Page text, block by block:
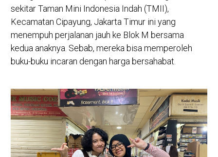
sekitar Taman Mini Indonesia Indah (TMII),
Kecamatan Cipayung, Jakarta Timur ini yang
menempuh perjalanan jauh ke Blok M bersama
kedua anaknya. Sebab, mereka bisa memperoleh
buku-buku incaran dengan harga bersahabat.